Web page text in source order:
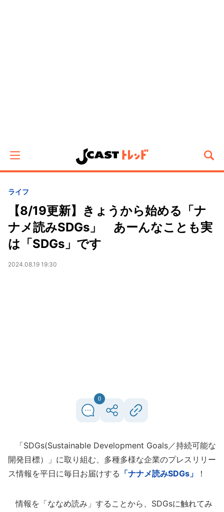
ライフ
【8/19更新】きょうから始める「ナ
ナメ読みSDGs」 あーんなことも実
は「SDGs」です
2024.08.19 19:30
0
「SDGs(Sustainable Development Goals／持続可能な
開発目標）」に取り組む、多種多様な企業のプレスリリー
ス情報を平日に毎日お届けする 「ナナメ読みSDGs」 ！
情報を「ななめ読み」することから、SDGsに触れてみ